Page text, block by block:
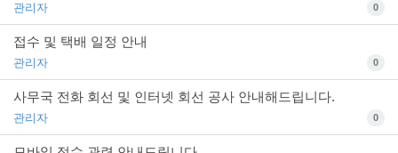
관리자 0
접수 및 택배 일정 안내
관리자 0
사무국 전화 회선 및 인터넷 회선 공사 안내해드립니다.
관리자 0